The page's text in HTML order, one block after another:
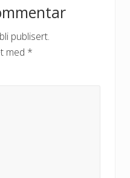
publisert.
med *